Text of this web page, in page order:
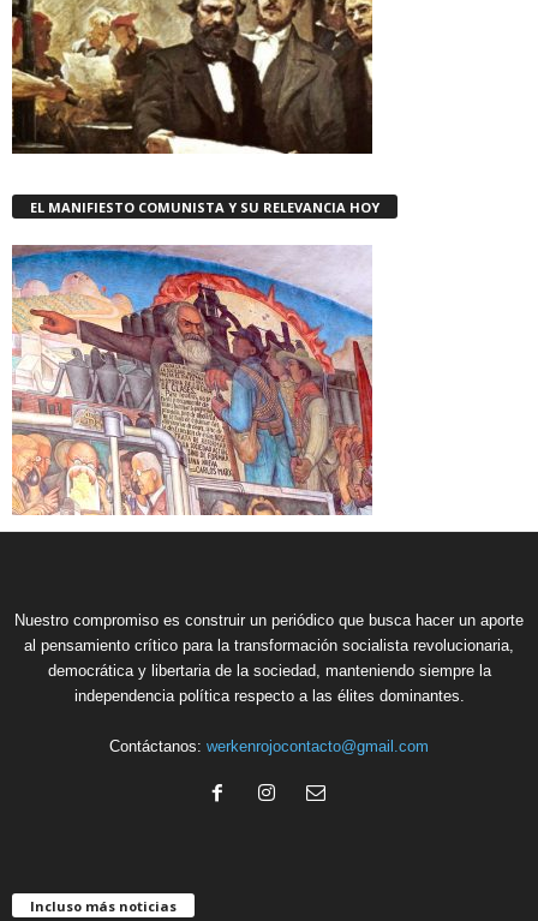
EL MANIFIESTO COMUNISTA Y SU RELEVANCIA HOY
Nuestro compromiso es construir un periódico que busca hacer un aporte
al pensamiento crítico para la transformación socialista revolucionaria,
democrática y libertaria de la sociedad, manteniendo siempre la
independencia política respecto a las élites dominantes.
Contáctanos: werkenrojocontacto@gmail.com
Incluso más noticias